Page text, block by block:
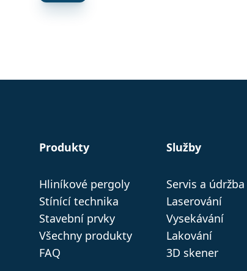
Produkty
Hliníkové pergoly
Stínící technika
Stavební prvky
Všechny produkty
FAQ
Služby
Servis a údržba
Laserování
Vysekávání
Lakování
3D skener